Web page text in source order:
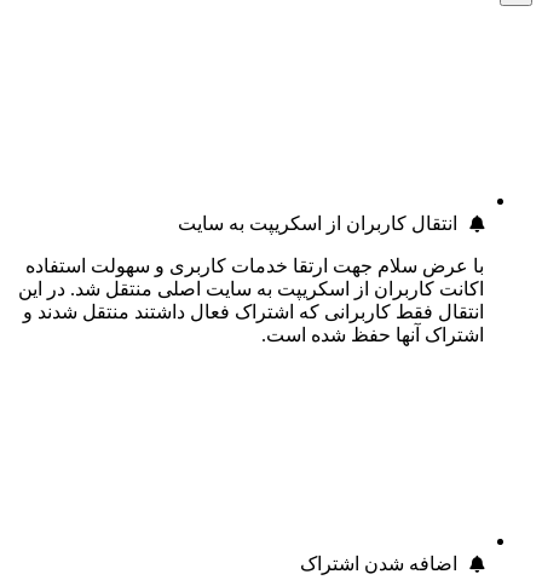
انتقال کاربران از اسکریپت به سایت
با عرض سلام جهت ارتقا خدمات کاربری و سهولت استفاده
اکانت کاربران از اسکریپت به سایت اصلی منتقل شد. در این
انتقال فقط کاربرانی که اشتراک فعال داشتند منتقل شدند و
اشتراک آنها حفظ شده است.
اضافه شدن اشتراک